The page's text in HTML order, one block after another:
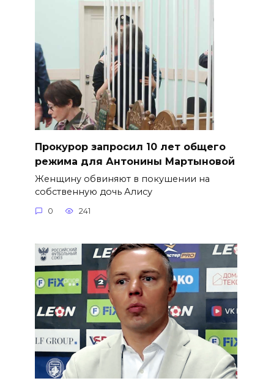
​Прокурор запросил 10 лет общего
режима для Антонины Мартыновой
Женщину обвиняют в покушении на
собственную дочь Алису
0 241